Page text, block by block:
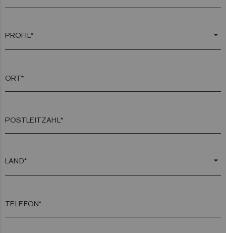
arrow_drop_down
ORT*
POSTLEITZAHL*
arrow_drop_down
TELEFON*